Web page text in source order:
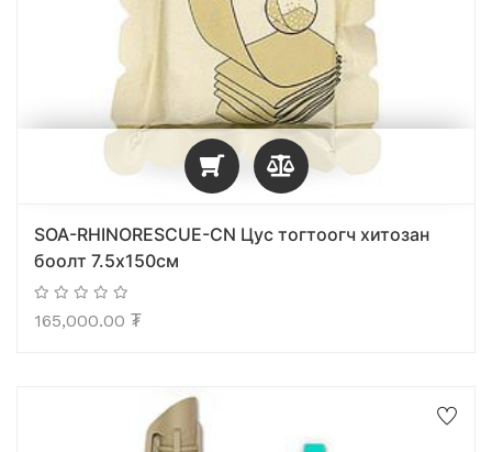
SOA-RHINORESCUE-CN Цус тогтоогч хитозан
боолт 7.5х150см
165,000.00 ₮